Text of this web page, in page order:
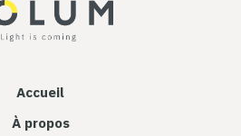
Accueil
À propos